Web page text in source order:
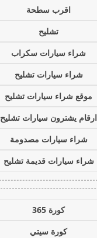
اقرب سطحة
تشليح
شراء سيارات سكراب
شراء سيارات تشليح
موقع شراء سيارات تشليح
ارقام يشترون سيارات تشليح
شراء سيارات مصدومة
شراء سيارات قديمة تشليح
كورة 365
كورة سيتي